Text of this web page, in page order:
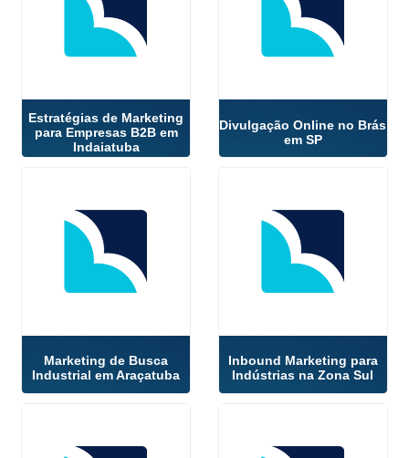
Estratégias de Marketing
para Empresas B2B em
Indaiatuba
Divulgação Online no Brás
em SP
Marketing de Busca
Industrial em Araçatuba
Inbound Marketing para
Indústrias na Zona Sul